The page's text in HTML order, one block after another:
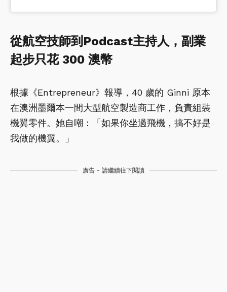
從航空技師到Podcast主持人，副業
起步只花 300 澳幣
根據《Entrepreneur》報導，40 歲的 Ginni 原本
在澳洲墨爾本一間大型航空製造商工作，負責組裝
機翼零件。她自嘲：「如果你坐過飛機，搞不好是
我做的機翼。」
廣告 - 請繼續往下閱讀